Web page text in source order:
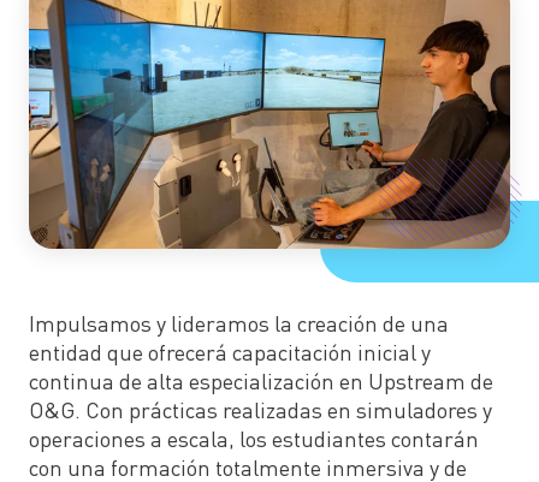
Impulsamos y lideramos la creación de una
entidad que ofrecerá capacitación inicial y
continua de alta especialización en Upstream de
O&G. Con prácticas realizadas en simuladores y
operaciones a escala, los estudiantes contarán
con una formación totalmente inmersiva y de